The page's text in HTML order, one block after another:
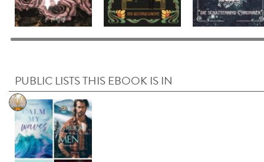
PUBLIC LISTS THIS EBOOK IS IN